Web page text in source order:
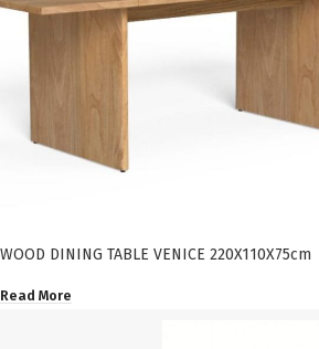
WOOD DINING TABLE VENICE 220X110X75cm
Read More